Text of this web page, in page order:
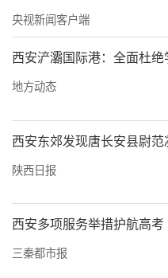
这些工作人员均称，
格一事属实。一名工
前，驾校的收费为
前在做优惠活动，
表示，这次是“统一
央视新闻客户端
西安浐灞国际港：全面杜
地方动态
西安东郊发现唐长安县尉范
陕西日报
西安多项服务举措护航高考
三秦都市报